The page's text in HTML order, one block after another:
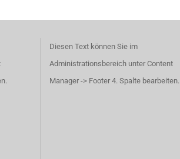
Diesen Text können Sie im
Administrationsbereich unter Content
Manager -> Footer 4. Spalte bearbeiten.